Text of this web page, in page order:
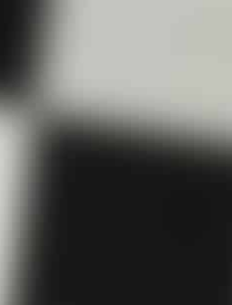
køreture.
har bare
spillede,